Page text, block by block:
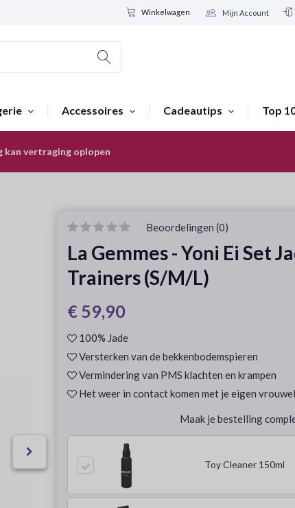
Winkelwagen Mijn Account
Accessoires Cadeautips Top
kan vertraging oplopen
Beoordelingen (0)
La Gemmes - Yoni Ei Set
Trainers (S/M/L)
€ 59,90
100% Jade
Versterken van de bekkenbodemspieren
Vermindering van PMS klachten en krampen
Het weer in contact komen met je eigen
Maak je bestelling
Toy Cleaner 150ml